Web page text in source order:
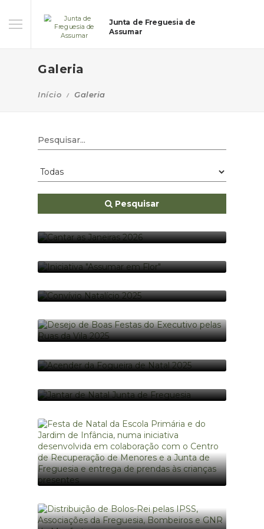
Junta de Freguesia de
Assumar
Galeria
Início Galeria
Pesquisar
06-01-2026
24-06-2026
25-12-2025
43 foto(s)
PELAS RUAS DA VILA 2025
25-12-2025
71 foto(s)
24-12-2025
18-12-2025
18 foto(s)
INICIATIVA DESENVOLVIDA EM
COLABORAÇÃO COM O CENTRO DE